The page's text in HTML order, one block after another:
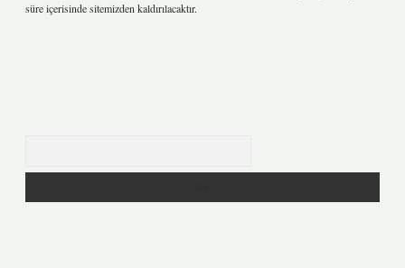
süre içerisinde sitemizden kaldırılacaktır.